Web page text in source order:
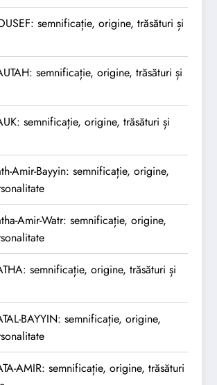
semnificație, origine, trăsături și
semnificație, origine, trăsături și
semnificație, origine, trăsături și
Amir-Bayyin: semnificație, origine,
Amir-Watr: semnificație, origine,
semnificație, origine, trăsături și
BAYYIN: semnificație, origine,
AMIR: semnificație, origine, trăsături